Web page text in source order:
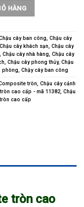
cấp - mã 11382 số lượng
HÀNG
cây ban công, Chậu cây
Chậu cây khách sạn, Chậu cây
, Chậu cây nhà hàng, Chậu cây
, Chậu cây phong thủy, Chậu
phòng, Chậy cây ban công
tròn, Chậu cây cảnh
cao cấp - mã 11382, Chậu
cao cấp
tròn cao